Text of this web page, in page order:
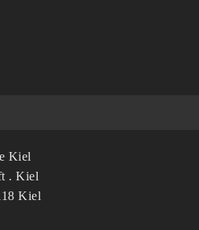
Kiel
. Kiel
Kiel